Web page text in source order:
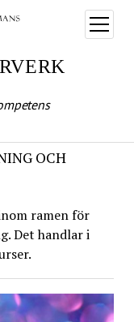
öppna
meny
OCH
ramen för
Det handlar i